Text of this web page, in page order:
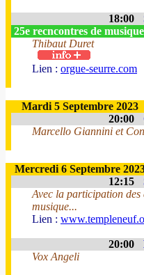
18:00
25e recncontres de
Thibaut Duret
Lien : orgue-seurre.com
Mardi 5 Septembre 2023
20:00
Marcello Giannini et
Mercredi 6 Septembre
12:15
Avec la participation des
musique...
Lien :
20:00
Vox Angeli